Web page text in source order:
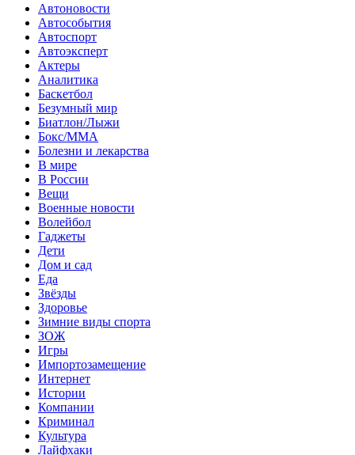
Автоновости
Автособытия
Автоспорт
Автоэксперт
Актеры
Аналитика
Баскетбол
Безумный мир
Биатлон/Лыжи
Бокс/MMA
Болезни и лекарства
В мире
В России
Вещи
Военные новости
Волейбол
Гаджеты
Дети
Дом и сад
Еда
Звёзды
Здоровье
Зимние виды спорта
ЗОЖ
Игры
Импортозамещение
Интернет
Истории
Компании
Криминал
Культура
Лайфхаки